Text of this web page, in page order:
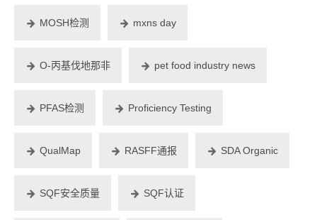
MOSH检测 mxns day
O-丙基伐地那非 pet food industry news
PFAS检测 Proficiency Testing
QualMap RASFF通报 SDA Organic
SQF安全质量 SQF认证